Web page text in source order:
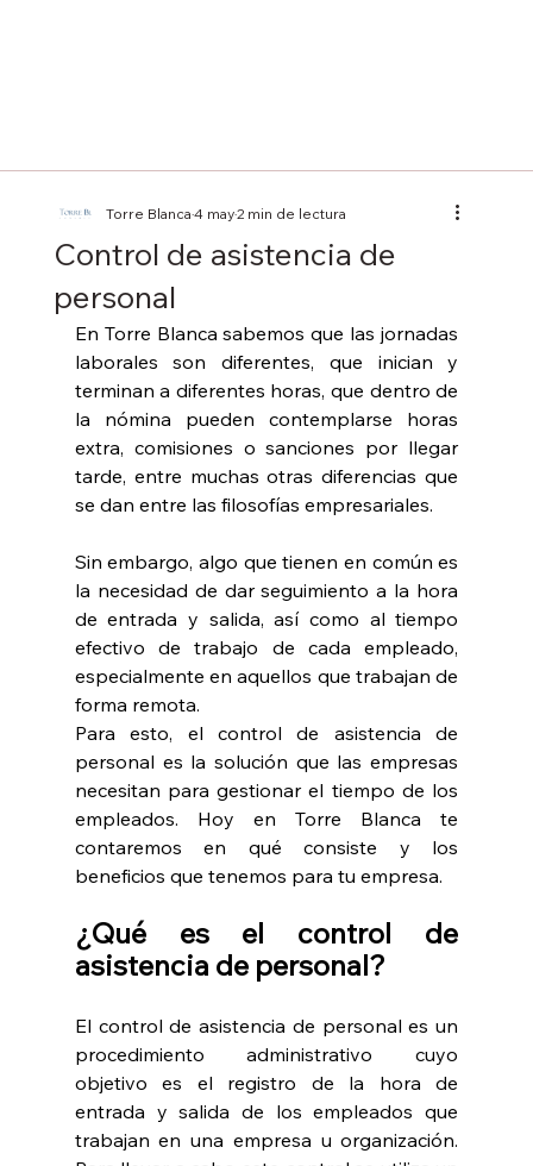
Control de asistencia de
personal
Torre Blanca4 may2 min de lectura
En Torre Blanca sabemos que las jornadas
laborales son diferentes, que inician y
terminan a diferentes horas, que dentro de
la nómina pueden contemplarse horas
extra, comisiones o sanciones por llegar
tarde, entre muchas otras diferencias que
se dan entre las filosofías empresariales.
Sin embargo, algo que tienen en común es
la necesidad de dar seguimiento a la hora
de entrada y salida, así como al tiempo
efectivo de trabajo de cada empleado,
especialmente en aquellos que trabajan de
forma remota.
Para esto, el control de asistencia de
personal es la solución que las empresas
necesitan para gestionar el tiempo de los
empleados. Hoy en Torre Blanca te
contaremos en qué consiste y los
beneficios que tenemos para tu empresa.
¿Qué es el control de
asistencia de personal?
El control de asistencia de personal es un
procedimiento administrativo cuyo
objetivo es el registro de la hora de
entrada y salida de los empleados que
trabajan en una empresa u organización.